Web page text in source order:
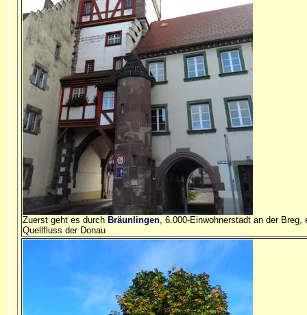
Zuerst geht es durch Bräunlingen , 6.000-Einwohnerstadt an der Breg,
Quellfluss der Donau